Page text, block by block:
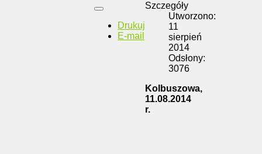
Drukuj
E-mail
Szczegóły
Utworzono:
11
sierpień
2014
Odsłony:
3076
Kolbuszowa,
11.08.2014
r.